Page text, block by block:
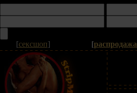
[сексшоп] [